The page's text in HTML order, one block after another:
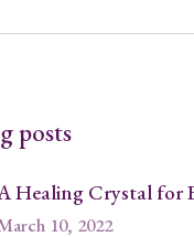
posts
Healing Crystal for
10, 2022